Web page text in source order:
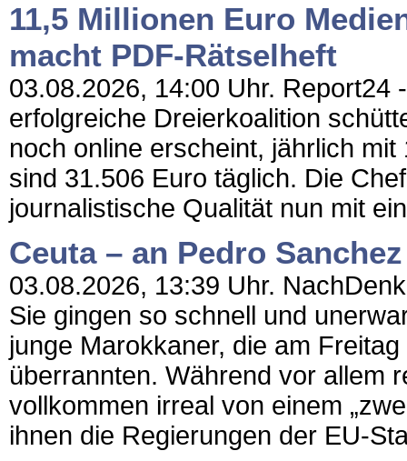
11,5 Millionen Euro
macht PDF-Rätselheft
03.08.2026, 14:00 Uhr. Report24
erfolgreiche Dreierkoalition
noch online erscheint, jährlich
sind 31.506 Euro täglich. Die
journalistische Qualität nun mit
Ceuta – an Pedro
03.08.2026, 13:39 Uhr.
Sie gingen so schnell und
junge Marokkaner, die am
überrannten. Während vor allem
vollkommen irreal von einem
ihnen die Regierungen der EU-